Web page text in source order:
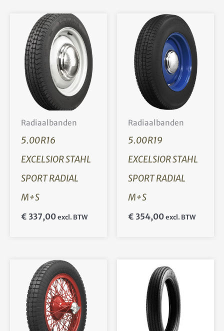
Radiaalbanden
5.00R16
EXCELSIOR STAHL
SPORT RADIAL
M+S
€ 337,00 excl. BTW
Radiaalbanden
5.00R19
EXCELSIOR STAHL
SPORT RADIAL
M+S
€ 354,00 excl. BTW